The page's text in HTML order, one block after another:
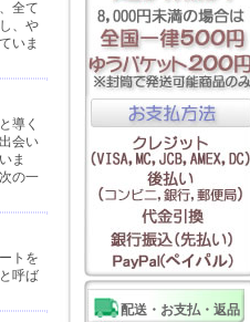
全て
、や
いま
導く
会い
ま
の一
トを
呼ば
配送・お支払・返品